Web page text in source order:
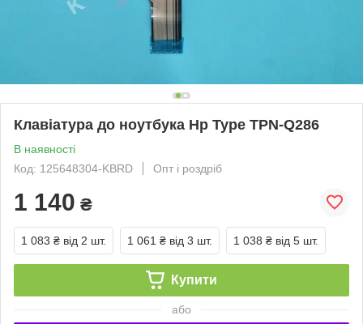
Клавіатура до ноутбука Hp Type TPN-Q286
В наявності
Код: 125648304-KBRD
Опт і роздріб
1 140 ₴
1 083 ₴ від 2 шт. 1 061 ₴ від 3 шт. 1 038 ₴ від 5 шт.
Купити
або